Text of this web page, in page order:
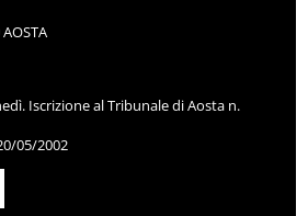
Iscrizione al Tribunale di Aosta n.
05/2002